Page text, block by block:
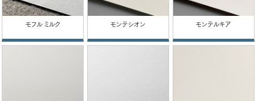
モフル ミルク モンテシオン モンテルキア